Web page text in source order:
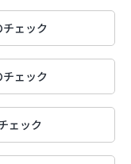
ェック
ェック
ェック